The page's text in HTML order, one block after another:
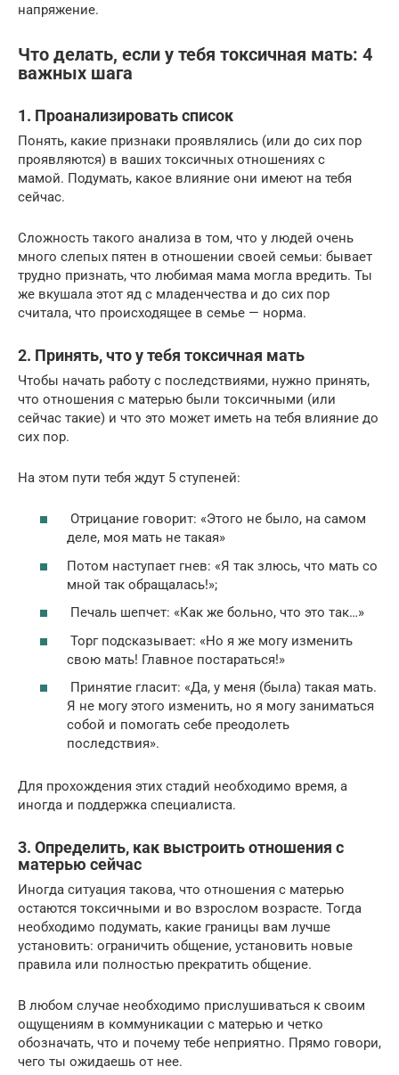
напряжение.
Что делать, если у тебя токсичная мать: 4
важных шага
1. Проанализировать список
Понять, какие признаки проявлялись (или до сих пор
проявляются) в ваших токсичных отношениях с
мамой. Подумать, какое влияние они имеют на тебя
сейчас.
Сложность такого анализа в том, что у людей очень
много слепых пятен в отношении своей семьи: бывает
трудно признать, что любимая мама могла вредить. Ты
же вкушала этот яд с младенчества и до сих пор
считала, что происходящее в семье — норма.
2. Принять, что у тебя токсичная мать
Чтобы начать работу с последствиями, нужно принять,
что отношения с матерью были токсичными (или
сейчас такие) и что это может иметь на тебя влияние до
сих пор.
На этом пути тебя ждут 5 ступеней:
Отрицание говорит: «Этого не было, на самом
деле, моя мать не такая»
Потом наступает гнев: «Я так злюсь, что мать со
мной так обращалась!»;
Печаль шепчет: «Как же больно, что это так…»
Торг подсказывает: «Но я же могу изменить
свою мать! Главное постараться!»
Принятие гласит: «Да, у меня (была) такая мать.
Я не могу этого изменить, но я могу заниматься
собой и помогать себе преодолеть
последствия».
Для прохождения этих стадий необходимо время, а
иногда и поддержка специалиста.
3. Определить, как выстроить отношения с
матерью сейчас
Иногда ситуация такова, что отношения с матерью
остаются токсичными и во взрослом возрасте. Тогда
необходимо подумать, какие границы вам лучше
установить: ограничить общение, установить новые
правила или полностью прекратить общение.
В любом случае необходимо прислушиваться к своим
ощущениям в коммуникации с матерью и четко
обозначать, что и почему тебе неприятно. Прямо говори,
чего ты ожидаешь от нее.